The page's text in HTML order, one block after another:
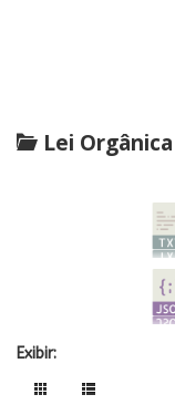
Lei Orgânica
Exibir: